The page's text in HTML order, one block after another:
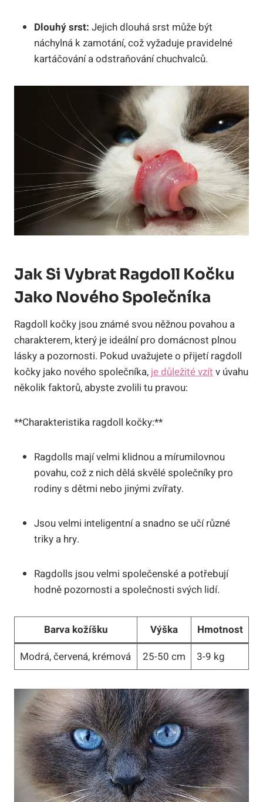
Dlouhý‌ srst: Jejich dlouhá srst může být
náchylná⁤ k zamotání, což vyžaduje pravidelné
kartáčování a odstraňování chuchvalců.
Jak Si ⁢vybrat Ragdoll Kočku
Jako Nového⁤ Společníka
Ragdoll kočky jsou známé svou něžnou povahou a
charakterem, který ‍je ideální pro domácnost plnou
lásky a pozornosti. Pokud uvažujete o přijetí ragdoll
kočky​ jako nového společníka, je důležité vzít v úvahu
několik faktorů, abyste zvolili tu‌ pravou:
**Charakteristika ragdoll kočky:**
Ragdolls mají velmi klidnou a mírumilovnou
‌povahu, což​ z nich dělá skvělé společníky pro⁣
rodiny s dětmi nebo jinými zvířaty.
Jsou velmi inteligentní a snadno se učí‌ různé
triky a hry.
Ragdolls jsou velmi společenské a potřebují
hodně pozornosti a společnosti svých lidí.
Barva kožíšku Výška
Hmotnost
Modrá, červená, krémová
25-50 cm 3-9 kg